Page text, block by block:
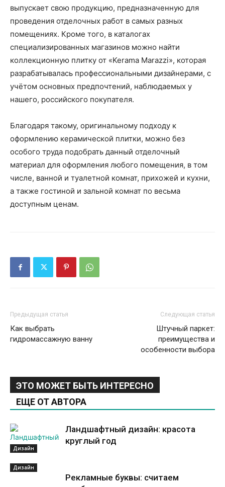
выпускает свою продукцию, предназначенную для
проведения отделочных работ в самых разных
помещениях. Кроме того, в каталогах
специализированных магазинов можно найти
коллекционную плитку от «Kerama Marazzi», которая
разрабатывалась профессиональными дизайнерами, с
учётом основных предпочтений, наблюдаемых у
нашего, российского покупателя.
Благодаря такому, оригинальному подходу к
оформлению керамической плитки, можно без
особого труда подобрать данный отделочный
материал для оформления любого помещения, в том
числе, ванной и туалетной комнат, прихожей и кухни,
а также гостиной и зальной комнат по весьма
доступным ценам.
Предыдущая статья
Как выбрать
гидромассажную ванну
Следующая статья
Штучный паркет:
преимущества и
особенности выбора
ЭТО МОЖЕТ БЫТЬ ИНТЕРЕСНО
ЕЩЕ ОТ АВТОРА
Дизайн
Ландшафтный дизайн: красота
круглый год
Дизайн
Рекламные буквы: считаем